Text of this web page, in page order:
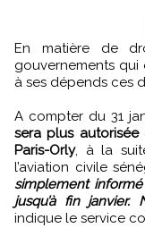
En matière de droits de trafic aérien, ce sont les
gouvernements qui
à ses dépends ces
A compter du 31
sera plus
Paris-Orly, à la
l’aviation civile
simplement informé
jusqu’à fin janvier.
indique le service